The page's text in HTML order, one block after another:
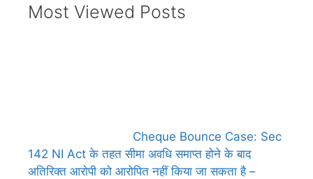
Most Viewed Posts
Cheque Bounce Case: Sec
142 NI Act के तहत सीमा अवधि समाप्त होने के बाद
अतिरिक्त आरोपी को आरोपित नहीं किया जा सकता है –